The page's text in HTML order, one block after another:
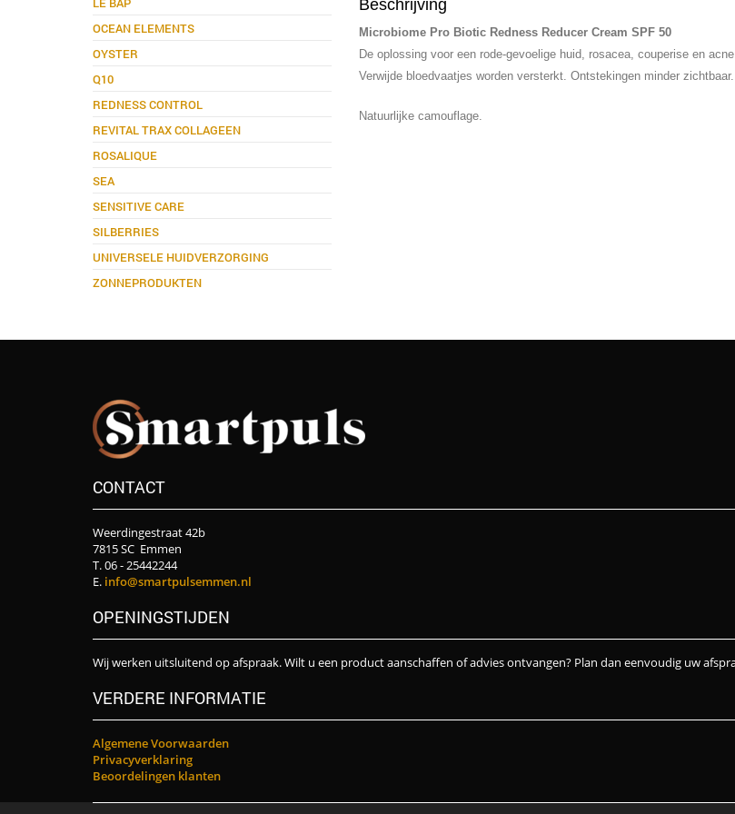
Beschrijving
Microbiome Pro Biotic Redness Reducer Cream SPF 50
De oplossing voor een rode-gevoelige huid, rosacea, couperise en
Verwijde bloedvaatjes worden versterkt. Ontstekingen minder zichtbaar.
Natuurlijke camouflage.
OCEAN ELEMENTS
OYSTER
Q10
REDNESS CONTROL
REVITAL TRAX COLLAGEEN
ROSALIQUE
SEA
SENSITIVE CARE
SILBERRIES
UNIVERSELE HUIDVERZORGING
ZONNEPRODUKTEN
CONTACT
Weerdingestraat 42b
7815 SC Emmen
T. 06 - 25442244
E. info@smartpulsemmen.nl
OPENINGSTIJDEN
Wij werken uitsluitend op afspraak. Wilt u een product aanschaffen of advies ontvangen? Plan dan eenvoudig uw
VERDERE INFORMATIE
Algemene Voorwaarden
Privacyverklaring
Beoordelingen klanten